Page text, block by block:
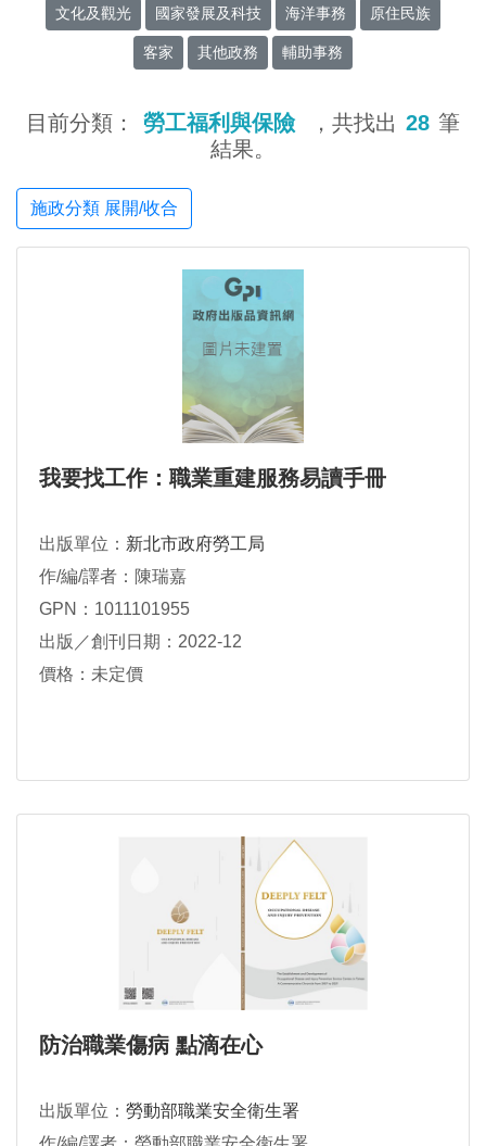
文化及觀光 國家發展及科技 海洋事務 原住民族
客家 其他政務 輔助事務
目前分類： 勞工福利與保險 ，共找出 28 筆
結果。
施政分類 展開/收合
我要找工作：職業重建服務易讀手冊
出版單位： 新北市政府勞工局
作/編/譯者：陳瑞嘉
GPN：1011101955
出版／創刊日期：2022-12
價格：未定價
防治職業傷病 點滴在心
出版單位： 勞動部職業安全衛生署